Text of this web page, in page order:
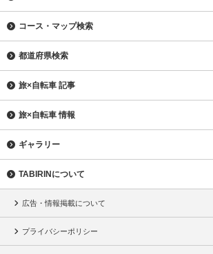
コース・マップ検索
都道府県検索
旅×自転車 記事
旅×自転車 情報
ギャラリー
TABIRINについて
広告・情報掲載について
プライバシーポリシー